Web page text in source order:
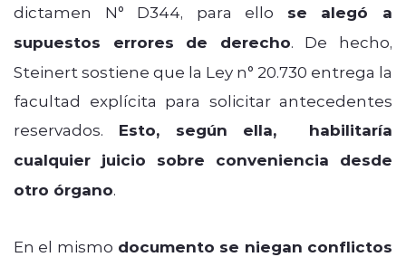
dictamen N° D344, para ello se alegó a
supuestos errores de derecho. De hecho,
Steinert sostiene que la Ley n° 20.730 entrega la
facultad explícita para solicitar antecedentes
reservados. Esto, según ella, habilitaría
cualquier juicio sobre conveniencia desde
otro órgano.
En el mismo documento se niegan conflictos